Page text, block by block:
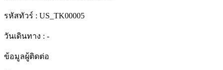
รหัสทัวร์ : US_TK00005
วันเดินทาง : -
ข้อมูลผู้ติดต่อ